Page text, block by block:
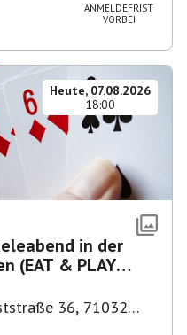
ANMELDEFRIST
VORBEI
Heute, 07.08.2026
18:00
in der
(EAT & PLAY
36, 71032